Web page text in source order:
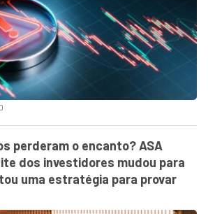
perderam o encanto? ASA
dos investidores mudou para
uma estratégia para provar